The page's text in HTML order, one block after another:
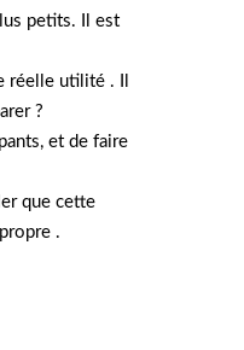
petits. Il est
réelle utilité . Il
?
et de faire
que cette
.